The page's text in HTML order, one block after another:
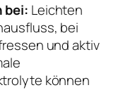
bei: Leichten
bei
und aktiv
können